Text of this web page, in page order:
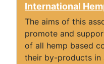
International
The aims of this
promote and
of all hemp based
their by-products in